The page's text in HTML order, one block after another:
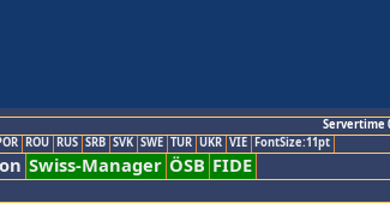
Servertime
ROU RUS SRB SVK SWE TUR UKR VIE FontSize:11pt
Swiss-Manager ÖSB FIDE